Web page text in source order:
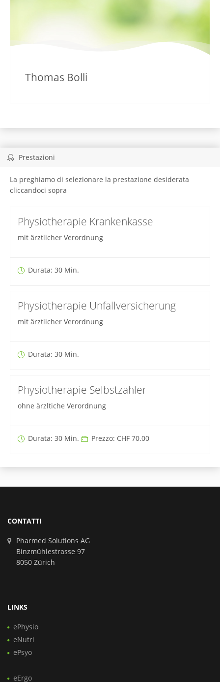
Thomas Bolli
Prestazioni
La preghiamo di selezionare la prestazione desiderata
cliccandoci sopra
Physiotherapie Krankenkasse
mit ärztlicher Verordnung
Durata: 30 Min.
Physiotherapie Unfallversicherung
mit ärztlicher Verordnung
Durata: 30 Min.
Physiotherapie Selbstzahler
ohne ärzltiche Verordnung
Durata: 30 Min. Prezzo: CHF 70.00
CONTATTI
Pharmed Solutions AG
Binzmühlestrasse 97
8050 Zürich
LINKS
ePhysio
eNutri
ePsyo
eErgo